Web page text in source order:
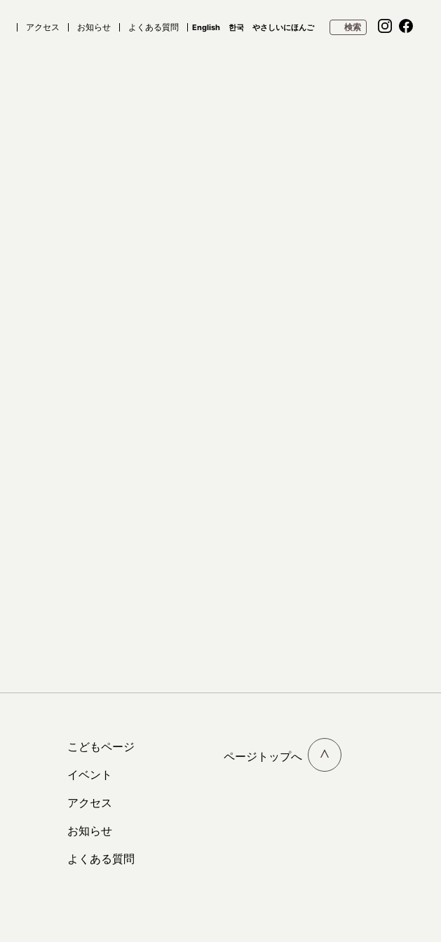
アクセス お知らせ よくある質問 English 한국 やさしいにほんご 検索
こどもページ
イベント
アクセス
お知らせ
よくある質問
ページトップへ